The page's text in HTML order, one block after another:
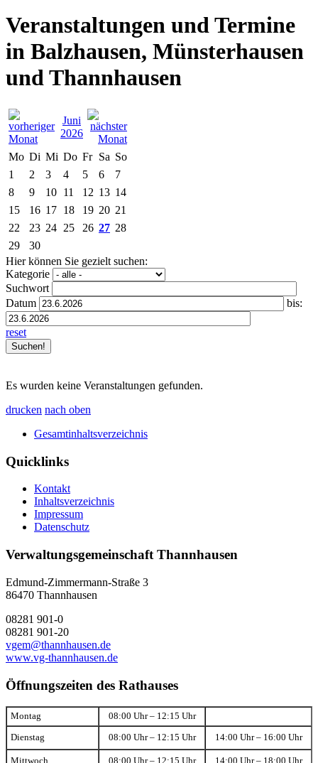
Veranstaltungen und Termine
in Balzhausen, Münsterhausen
und Thannhausen
Juni
2026
Mo Di Mi Do Fr Sa So
1
2 3 4 5 6
7
8
9 10 11 12 13 14
15
16 17 18 19 20 21
22
23 24 25 26 27 28
29
30
Hier können Sie gezielt suchen:
Kategorie
Suchwort
Datum
bis:
reset
Es wurden keine Veranstaltungen gefunden.
drucken nach oben
Gesamtinhaltsverzeichnis
Quicklinks
Kontakt
Inhaltsverzeichnis
Impressum
Datenschutz
Verwaltungsgemeinschaft Thannhausen
Edmund-Zimmermann-Straße 3
86470 Thannhausen
08281 901-0
08281 901-20
vgem@thannhausen.de
www.vg-thannhausen.de
Öffnungszeiten des Rathauses
Montag 08:00 Uhr – 12:15 Uhr
Dienstag 08:00 Uhr – 12:15 Uhr 14:00 Uhr – 16:00 Uhr